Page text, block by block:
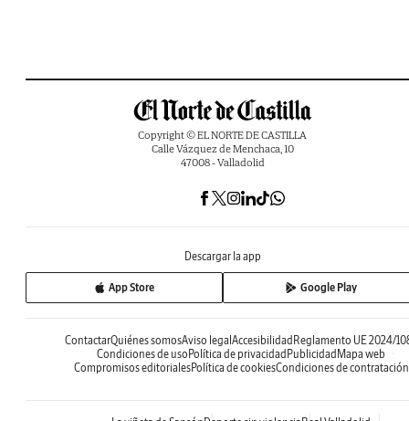
Copyright © EL NORTE DE CASTILLA
Calle Vázquez de Menchaca, 10
47008 - Valladolid
Descargar la app
App Store Google Play
ContactarQuiénes somosAviso legal Accesibilidad Reglamento UE 2024/
Condiciones de uso Política de privacidad Publicidad Mapa web
Compromisos editorialesPolítica de cookiesCondiciones de contratación